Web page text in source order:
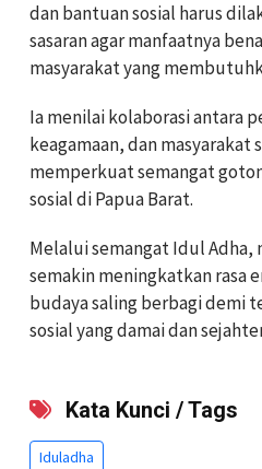
dan bantuan sosial harus
sasaran agar manfaatnya
masyarakat yang
Ia menilai kolaborasi antara
keagamaan, dan
memperkuat semangat
sosial di Papua Barat.
Melalui semangat Idul Adha,
semakin meningkatkan rasa
budaya saling berbagi demi
sosial yang damai dan
Kata Kunci / Tags
Iduladha